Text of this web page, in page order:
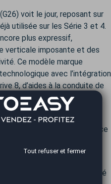
voit le jour, reposant sur
utilisée sur les Série 3 et 4.
plus expressif,
verticale imposante et des
Ce modèle marque
avec l’intégration
8, d’aides à la conduite de
perçue en nette
motorisations essence
M440i xDrive de 374 ch.
ch) et le 430d (286 ch).
4 Gran Coupé a rencontré
Tout refuser et fermer